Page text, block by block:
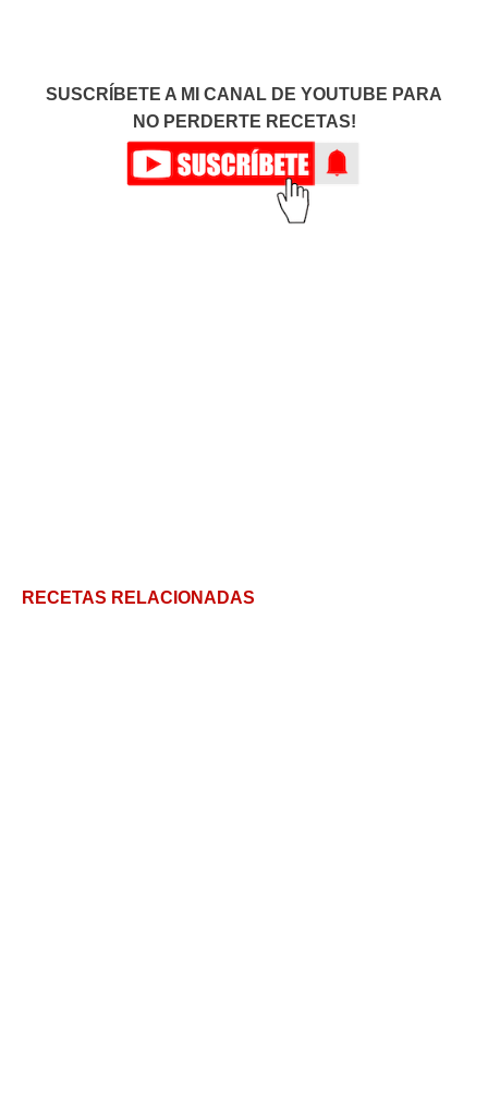
SUSCRÍBETE A MI CANAL DE YOUTUBE PARA
NO PERDERTE RECETAS!
RECETAS RELACIONADAS